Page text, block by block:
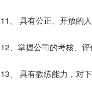
11、 具有公正、开放的
12、掌握公司的考核、评
13、 具有教练能力，对